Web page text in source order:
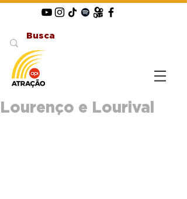
Lourenço e Lourival